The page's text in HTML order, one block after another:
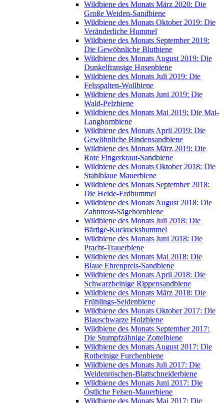
Wildbiene des Monats März 2020: Die
Große Weiden-Sandbiene
Wildbiene des Monats Oktober 2019: Die
Veränderliche Hummel
Wildbiene des Monats September 2019:
Die Gewöhnliche Blutbiene
Wildbiene des Monats August 2019: Die
Dunkelfransige Hosenbiene
Wildbiene des Monats Juli 2019: Die
Felsspalten-Wollbiene
Wildbiene des Monats Juni 2019: Die
Wald-Pelzbiene
Wildbiene des Monats Mai 2019: Die Mai-
Langhornbiene
Wildbiene des Monats April 2019: Die
Gewöhnliche Bindensandbiene
Wildbiene des Monats März 2019: Die
Rote Fingerkraut-Sandbiene
Wildbiene des Monats Oktober 2018: Die
Stahlblaue Mauerbiene
Wildbiene des Monats September 2018:
Die Heide-Erdhummel
Wildbiene des Monats August 2018: Die
Zahntrost-Sägehornbiene
Wildbiene des Monats Juli 2018: Die
Bärtige-Kuckuckshummel
Wildbiene des Monats Juni 2018: Die
Pracht-Trauerbiene
Wildbiene des Monats Mai 2018: Die
Blaue Ehrenpreis-Sandbiene
Wildbiene des Monats April 2018: Die
Schwarzbeinige Rippensandbiene
Wildbiene des Monats März 2018: Die
Frühlings-Seidenbiene
Wildbiene des Monats Oktober 2017: Die
Blauschwarze Holzbiene
Wildbiene des Monats September 2017:
Die Stumpfzähnige Zottelbiene
Wildbiene des Monats August 2017: Die
Rotbeinige Furchenbiene
Wildbiene des Monats Juli 2017: Die
Weidenröschen-Blattschneiderbiene
Wildbiene des Monats Juni 2017: Die
Östliche Felsen-Mauerbiene
Wildbiene des Monats Mai 2017: Die